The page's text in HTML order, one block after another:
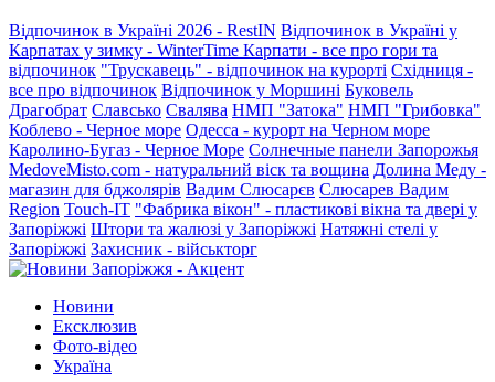
Відпочинок в Україні 2026 - RestIN Відпочинок в Україні у
Карпатах у зимку - WinterTime Карпати - все про гори та
відпочинок "Трускавець" - відпочинок на курорті Східниця -
все про відпочинок Відпочинок у Моршині Буковель
Драгобрат Славсько Свалява НМП "Затока" НМП "Грибовка"
Коблево - Черное море Одесса - курорт на Черном море
Каролино-Бугаз - Черное Море Солнечные панели Запорожья
MedoveMisto.com - натуральний віск та вощина Долина Меду -
магазин для бджолярів Вадим Слюсарєв Слюсарев Вадим
Region Touch-IT "Фабрика вікон" - пластикові вікна та двері у
Запоріжжі Штори та жалюзі у Запоріжжі Натяжні стелі у
Запоріжжі Захисник - військторг
Новини
Ексклюзив
Фото-відео
Україна